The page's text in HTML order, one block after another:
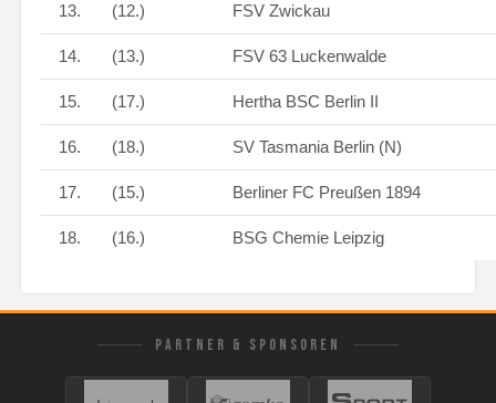
13. (12.) FSV Zwickau
14. (13.) FSV 63 Luckenwalde
15. (17.) Hertha BSC Berlin II
16. (18.) SV Tasmania Berlin (N)
17. (15.) Berliner FC Preußen 1894
18. (16.) BSG Chemie Leipzig
PARTNER & SPONSOREN